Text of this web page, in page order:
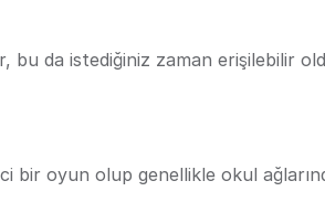
bu da istediğiniz zaman erişilebilir
bir oyun olup genellikle okul